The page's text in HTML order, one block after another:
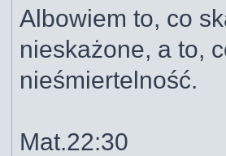
Albowiem to, co
nieskażone, a to,
nieśmiertelność.
Mat.22:30